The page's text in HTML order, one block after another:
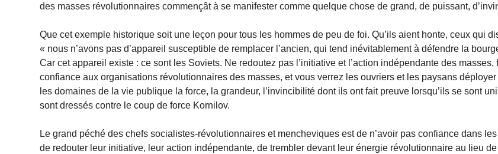
des masses révolutionnaires commençât à se manifester comme quelque chose de grand, de puissant,
Que cet exemple historique soit une leçon pour tous les hommes de peu de foi. Qu’ils aient honte, ceux qui
« nous n’avons pas d’appareil susceptible de remplacer l’ancien, qui tend inévitablement à défendre la
Car cet appareil existe : ce sont les Soviets. Ne redoutez pas l’initiative et l’action indépendante des masses,
confiance aux organisations révolutionnaires des masses, et vous verrez les ouvriers et les paysans
les domaines de la vie publique la force, la grandeur, l’invincibilité dont ils ont fait preuve lorsqu’ils se sont
sont dressés contre le coup de force Kornilov.
Le grand péché des chefs socialistes-révolutionnaires et mencheviques est de n’avoir pas confiance dans
de redouter leur initiative, leur action indépendante, de trembler devant leur énergie révolutionnaire au lieu de